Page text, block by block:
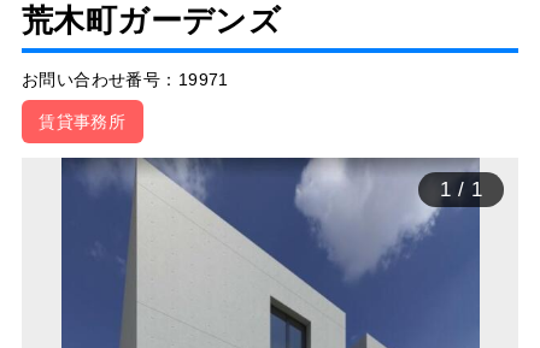
荒木町ガーデンズ
お問い合わせ番号：19971
賃貸事務所
1 / 1